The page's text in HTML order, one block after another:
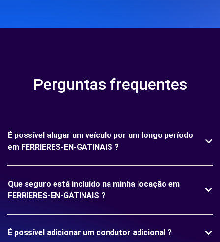
Perguntas frequentes
É possível alugar um veículo por um longo período
em FERRIERES-EN-GATINAIS ?
Que seguro está incluído na minha locação em
FERRIERES-EN-GATINAIS ?
É possível adicionar um condutor adicional ?